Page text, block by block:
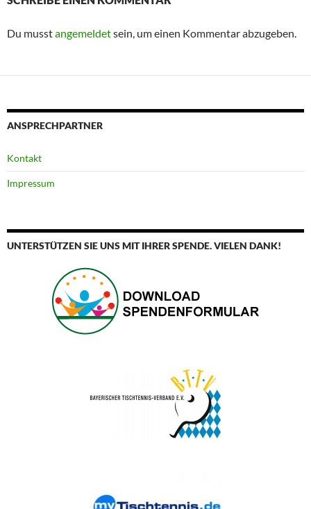
Du musstangemeldetsein, um einen Kommentar abzugeben.
ANSPRECHPARTNER
Kontakt
Impressum
UNTERSTÜTZEN SIE UNS MIT IHRER SPENDE. VIELEN DANK!